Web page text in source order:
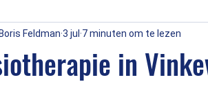
in
Feldman 3 jul 7 minuten om te lezen